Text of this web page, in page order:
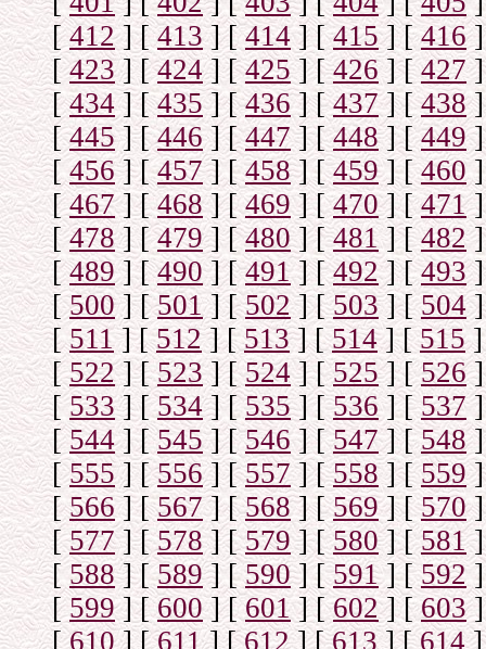
[412] [413] [414] [415] [416]
[423] [424] [425] [426] [427]
[434] [435] [436] [437] [438]
[445] [446] [447] [448] [449]
[ 456] [457] [458] [459] [460]
[467] [468] [469] [470] [471]
[478] [479] [480] [481] [482]
[489] [490] [491] [492] [493]
[500] [501] [502] [503] [504]
[511] [512] [513] [514] [515]
[522] [523] [524] [525] [526]
[533] [534] [535] [536] [ 537]
[544] [545] [546] [547] [548]
[555] [556] [557] [558] [559]
[566] [567] [568] [569] [570]
[577] [578] [579] [580] [581]
[588] [589] [590] [591] [592]
[599] [600] [ 601] [602] [603]
[610] [611] [612] [613] [614]